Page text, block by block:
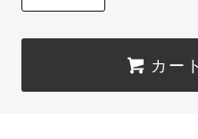
カー